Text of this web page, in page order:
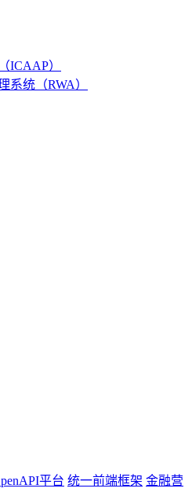
ICAAP）
系统（RWA）
平台 统一前端框架 金融营